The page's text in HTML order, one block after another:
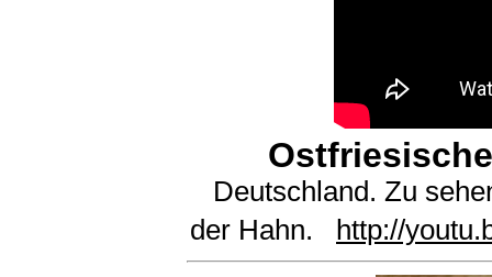
Deutschland. Zu
der Hahn.
http://